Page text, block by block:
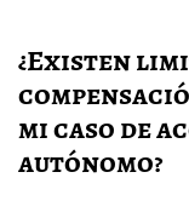
¿Existen
mi caso de
autónomo?